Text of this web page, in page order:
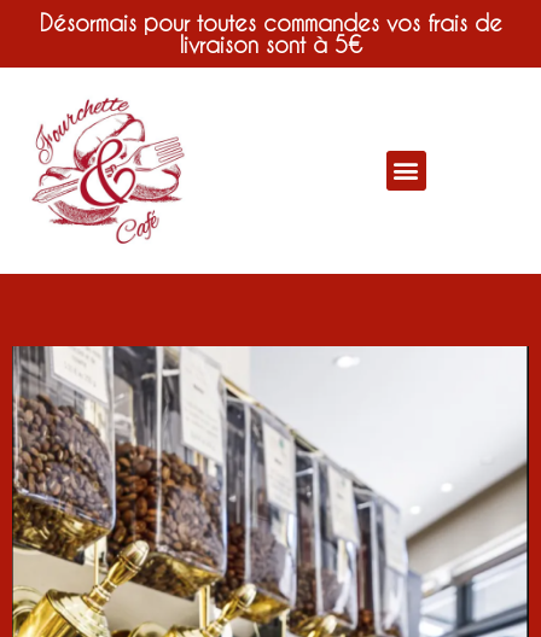
Désormais pour toutes commandes vos frais de
livraison sont à 5€